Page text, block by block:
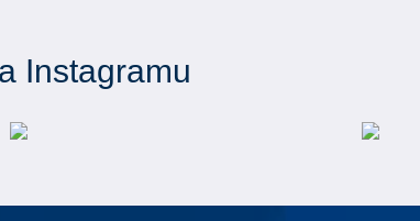
Instagramu